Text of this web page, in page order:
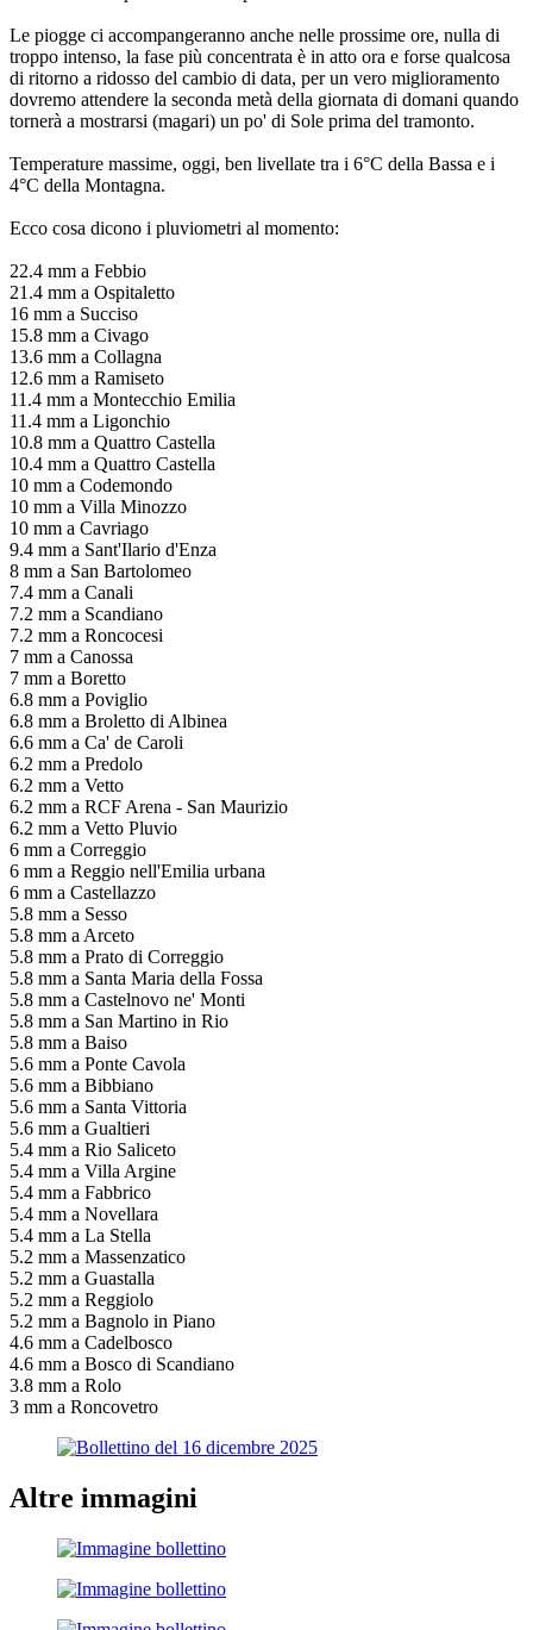
Le piogge ci accompangeranno anche nelle prossime ore, nulla di
troppo intenso, la fase più concentrata è in atto ora e forse qualcosa
di ritorno a ridosso del cambio di data, per un vero miglioramento
dovremo attendere la seconda metà della giornata di domani quando
tornerà a mostrarsi (magari) un po' di Sole prima del tramonto.
Temperature massime, oggi, ben livellate tra i 6°C della Bassa e i
4°C della Montagna.
Ecco cosa dicono i pluviometri al momento:
22.4 mm a Febbio
21.4 mm a Ospitaletto
16 mm a Succiso
15.8 mm a Civago
13.6 mm a Collagna
12.6 mm a Ramiseto
11.4 mm a Montecchio Emilia
11.4 mm a Ligonchio
10.8 mm a Quattro Castella
10.4 mm a Quattro Castella
10 mm a Codemondo
10 mm a Villa Minozzo
10 mm a Cavriago
9.4 mm a Sant'Ilario d'Enza
8 mm a San Bartolomeo
7.4 mm a Canali
7.2 mm a Scandiano
7.2 mm a Roncocesi
7 mm a Canossa
7 mm a Boretto
6.8 mm a Poviglio
6.8 mm a Broletto di Albinea
6.6 mm a Ca' de Caroli
6.2 mm a Predolo
6.2 mm a Vetto
6.2 mm a RCF Arena - San Maurizio
6.2 mm a Vetto Pluvio
6 mm a Correggio
6 mm a Reggio nell'Emilia urbana
6 mm a Castellazzo
5.8 mm a Sesso
5.8 mm a Arceto
5.8 mm a Prato di Correggio
5.8 mm a Santa Maria della Fossa
5.8 mm a Castelnovo ne' Monti
5.8 mm a San Martino in Rio
5.8 mm a Baiso
5.6 mm a Ponte Cavola
5.6 mm a Bibbiano
5.6 mm a Santa Vittoria
5.6 mm a Gualtieri
5.4 mm a Rio Saliceto
5.4 mm a Villa Argine
5.4 mm a Fabbrico
5.4 mm a Novellara
5.4 mm a La Stella
5.2 mm a Massenzatico
5.2 mm a Guastalla
5.2 mm a Reggiolo
5.2 mm a Bagnolo in Piano
4.6 mm a Cadelbosco
4.6 mm a Bosco di Scandiano
3.8 mm a Rolo
3 mm a Roncovetro
Altre immagini